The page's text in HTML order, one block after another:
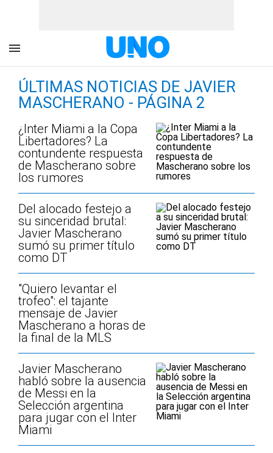
ÚLTIMAS NOTICIAS DE JAVIER
MASCHERANO - PÁGINA 2
¿Inter Miami a la Copa
Libertadores? La
contundente respuesta
de Mascherano sobre
los rumores
Del alocado festejo a
su sinceridad brutal:
Javier Mascherano
sumó su primer título
como DT
"Quiero levantar el
trofeo": el tajante
mensaje de Javier
Mascherano a horas de
la final de la MLS
Javier Mascherano
habló sobre la ausencia
de Messi en la
Selección argentina
para jugar con el Inter
Miami